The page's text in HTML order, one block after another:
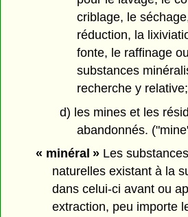
criblage, le
réduction, la
fonte, le raffinage
substances
recherche y relative;
d) les mines et les
abandonnés.
« minéral »Les
naturelles existant à la
dans celui-ci avant ou
extraction, peu importe